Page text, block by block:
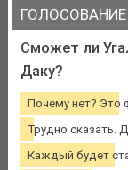
ГОЛОСОВАНИЕ
Сможет ли
Даку?
Почему нет? Это
Трудно сказать.
Каждый будет